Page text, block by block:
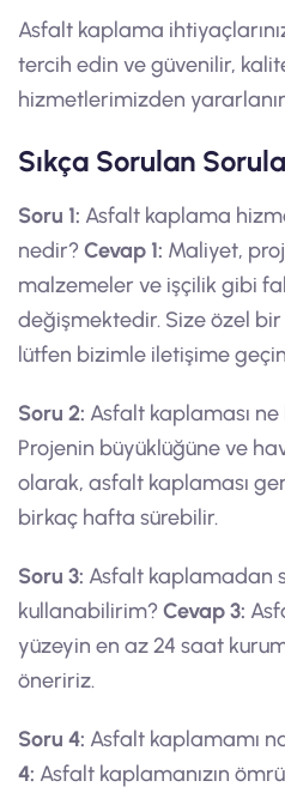
Asfalt kaplama
tercih edin ve güvenilir,
hizmetlerimizden
Sıkça Sorulan
Soru 1: Asfalt kaplama
nedir? Cevap 1: Maliyet,
malzemeler ve işçilik gibi
değişmektedir. Size özel
lütfen bizimle iletişime
Soru 2: Asfalt kaplaması
Projenin büyüklüğüne ve
olarak, asfalt kaplaması
birkaç hafta sürebilir.
Soru 3: Asfalt kaplamadan
kullanabilirim? Cevap 3:
yüzeyin en az 24 saat
öneririz.
Soru 4: Asfalt kaplamamı
4: Asfalt kaplamanızın